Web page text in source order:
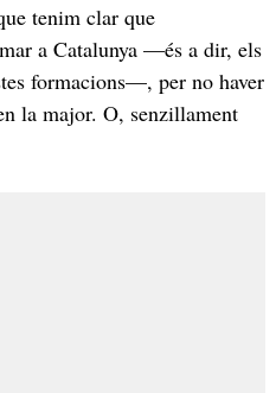
tenim clar que
a Catalunya —és a dir, els
formacions—, per no haver
la major. O, senzillament